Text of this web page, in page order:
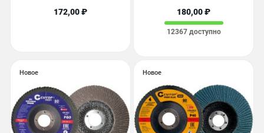
172,00 ₽ 180,00 ₽
12367 доступно
Новое Новое